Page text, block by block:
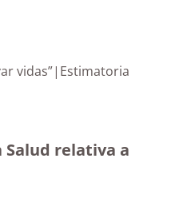
vidas”|Estimatoria
relativa a